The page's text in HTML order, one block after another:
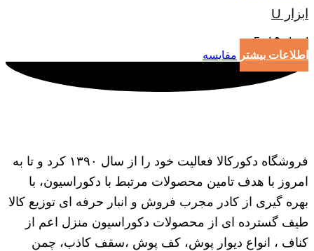
ابزار U
امتیاز0از 5
اطلاعات بیشتر مقایسه
فروشگاه دکورکالا فعالیت خود را از سال ۱۳۹۰ کرد و تا به
امروز با هدف تامین محصولات مرتبط با دکوراسیون، با
بهره گیری از کادر مجرب فروش و انبار حرفه ای توزیع کالا
طیف گسترده ای از محصولات دکوراسیون منزل اعم از
کناف ، انواع دیوار پوش، کف پوش ،سقف کاذب، چمن